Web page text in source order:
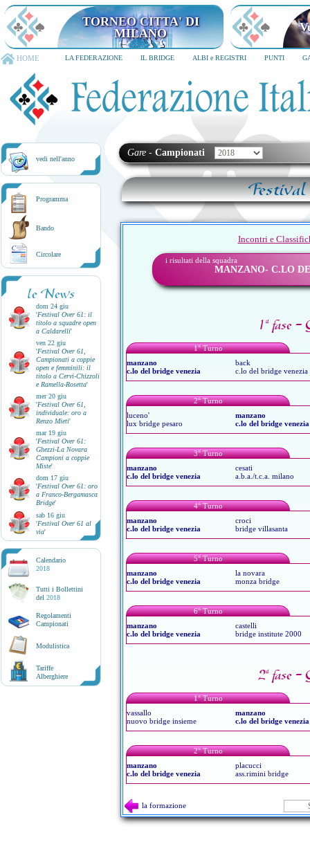
TORNEO CITTA' DI MILANO
6-8 dicembre 2026
HOME LA FEDERAZIONE IL BRIDGE ALBI e REGISTRI PUNTI
vedi nell'anno
Programma
Bando
Circolare
le News
dom 24 giu
'Festival Over 61: il
titolo a squadre open
a Caldarelli'
ven 22 giu
'Festival Over 61,
Campionati a coppie
open e femminili: il
titolo a Cervi-Chizzoli
e Ramella-Rosetta'
mer 20 giu
'Festival Over 61,
individuale: oro a
Renzo Mieti'
mar 19 giu
'Festival Over 61:
Ghezzi-La Novara
Campioni a coppie
Miste'
dom 17 giu
'Festival Over 61: oro
a Franco-Bergamasca
Bridge'
sab 16 giu
'Festival Over 61 al
via'
Calendario
2018
Tutti i Bollettini
del 2018
Regolamenti
Campionati
Modulistica
Tariffe
Alberghiere
Gare - Campionati
Festival
Incontri e
i risultati della squadra
MANZANO- C.LO
1ª fase
1° Turno
manzano
c.lo del bridge venezia
back
c.lo del bridge venezia
2° Turno
luceno'
lux bridge pesaro
manzano
c.lo del bridge venezia
3° Turno
manzano
c.lo del bridge venezia
cesati
a.b.a./t.c.a. milano
4° Turno
manzano
c.lo del bridge venezia
croci
bridge villasanta
5° Turno
manzano
c.lo del bridge venezia
la novara
monza bridge
6° Turno
manzano
c.lo del bridge venezia
castelli
bridge institute 2000
2ª fase -
1° Turno
vassallo
nuovo bridge insieme
manzano
c.lo del bridge venezia
2° Turno
manzano
c.lo del bridge venezia
placucci
ass.rimini bridge
la formazione